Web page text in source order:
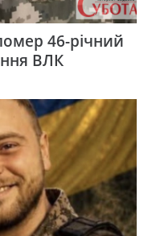
46-річний
ВЛК